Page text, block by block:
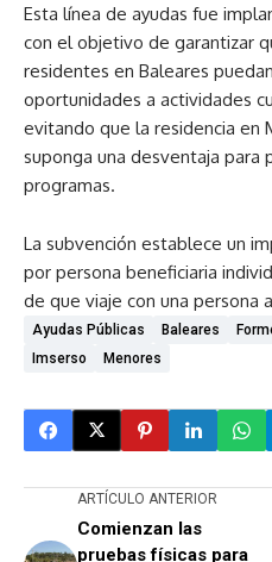
Esta línea de ayudas fue
con el objetivo de garantizar
residentes en Baleares
oportunidades a actividades
evitando que la residencia en
suponga una desventaja para
programas.
La subvención establece un
por persona beneficiaria
de que viaje con una persona
Ayudas Públicas Baleares
Imserso
Menores
ARTÍCULO ANTERIOR
Comienzan las
pruebas físicas para